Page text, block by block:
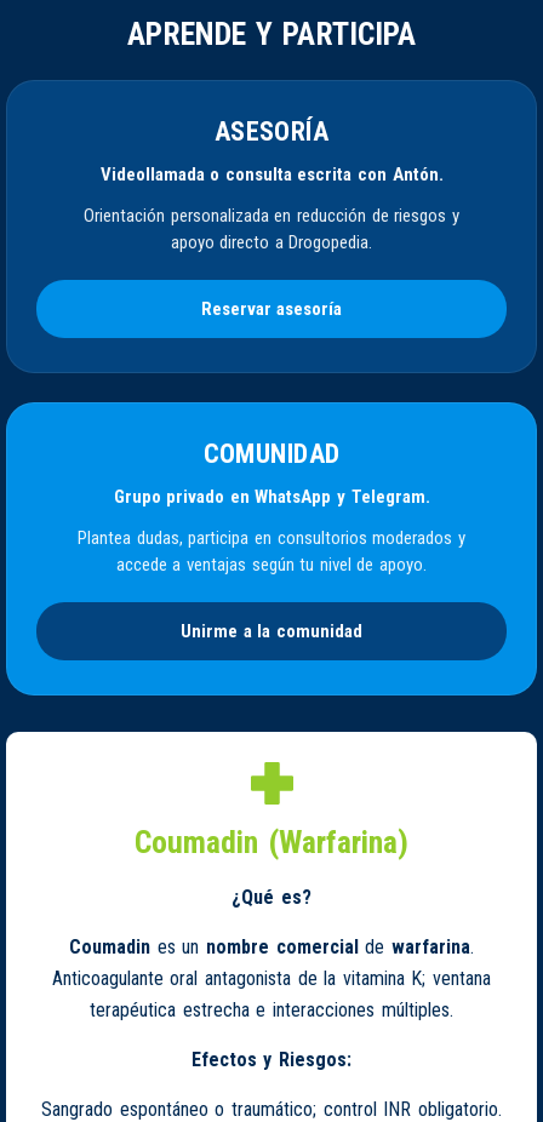
APRENDE Y PARTICIPA
ASESORÍA
Videollamada o consulta escrita con Antón.
Orientación personalizada en reducción de riesgos y
apoyo directo a Drogopedia.
Reservar asesoría
COMUNIDAD
Grupo privado en WhatsApp y Telegram.
Plantea dudas, participa en consultorios moderados y
accede a ventajas según tu nivel de apoyo.
Unirme a la comunidad
Coumadin (Warfarina)
¿Qué es?
Coumadin es un nombre comercialde warfarina.
Anticoagulante oral antagonista de la vitamina K; ventana
terapéutica estrecha e interacciones múltiples.
Efectos y Riesgos:
Sangrado espontáneo o traumático; control INR obligatorio.